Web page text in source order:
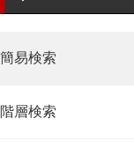
簡易検索
階層検索